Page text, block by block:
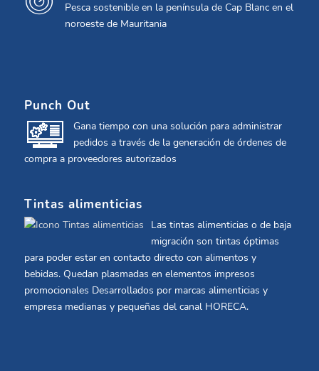
Pesca sostenible en la península de Cap Blanc en el
noroeste de Mauritania
Punch Out
Gana tiempo con una solución para administrar
pedidos a través de la generación de órdenes de
compra a proveedores autorizados
Tintas alimenticias
Las tintas alimenticias o de baja
migración son tintas óptimas
para poder estar en contacto directo con alimentos y
bebidas. Quedan plasmadas en elementos impresos
promocionales Desarrollados por marcas alimenticias y
empresa medianas y pequeñas del canal HORECA.